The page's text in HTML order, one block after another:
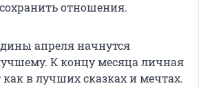
отношения.
апреля начнутся
К концу месяца личная
в лучших сказках и мечтах.